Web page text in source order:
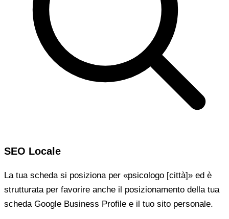
SEO Locale
La tua scheda si posiziona per «psicologo [città]» ed è
strutturata per favorire anche il posizionamento della tua
scheda Google Business Profile e il tuo sito personale.